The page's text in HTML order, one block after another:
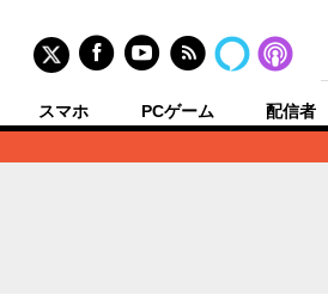
スマホ PCゲーム 配信者